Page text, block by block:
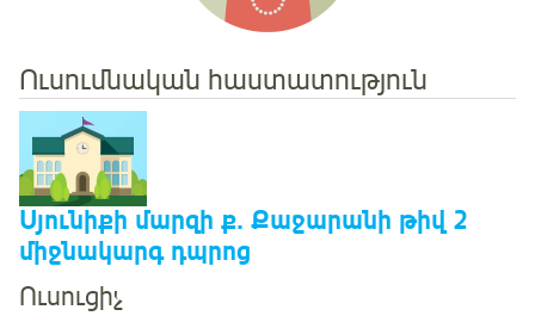
Ուսումնական հաստատություն
Սյունիքի մարզի ք. Քաջարանի թիվ 2
միջնակարգ դպրոց
Ուսուցիչ